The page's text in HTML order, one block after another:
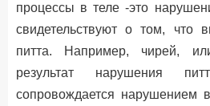
процессы в теле -это
свидетельствуют о том, что
питта. Например, чирей,
результат нарушения
сопровождается нарушением